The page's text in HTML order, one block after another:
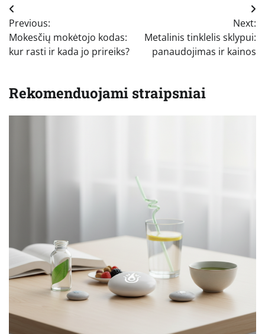
Navigacija
tarp
įrašų
Previous:
Mokesčių mokėtojo kodas:
kur rasti ir kada jo prireiks?
Next:
Metalinis tinklelis sklypui:
panaudojimas ir kainos
Rekomenduojami straipsniai